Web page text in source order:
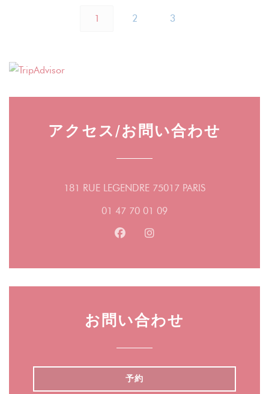
1 2 3
アクセス/お問い合わせ
181 RUE LEGENDRE 75017 PARIS((新しいウィ
01 47 70 01 09
Facebook ((新しいウィンドウ
Instagram ((新しいウィ
お問い合わせ
予約